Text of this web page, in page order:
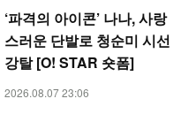
‘파격의 아이콘’ 나나, 사랑
스러운 단발로 청순미 시선
강탈 [O! STAR 숏폼]
2026.08.07 23:06